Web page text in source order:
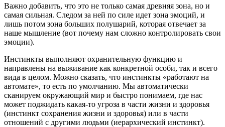
Важно добавить, что это не только самая древняя зона, но и
самая сильная. Следом за ней по силе идет зона эмоций, и
лишь потом зона больших полушарий, которая отвечает за
наше мышление (вот почему нам сложно контролировать свои
эмоции).
Инстинкты выполняют охранительную функцию и
направлены на выживание как конкретной особи, так и всего
вида в целом. Можно сказать, что инстинкты «работают на
автомате», то есть по умолчанию. Мы автоматически
сканируем окружающий мир и быстро понимаем, где нас
может поджидать какая-то угроза в части жизни и здоровья
(инстинкт сохранения жизни и здоровья) или в части
отношений с другими людьми (иерархический инстинкт).